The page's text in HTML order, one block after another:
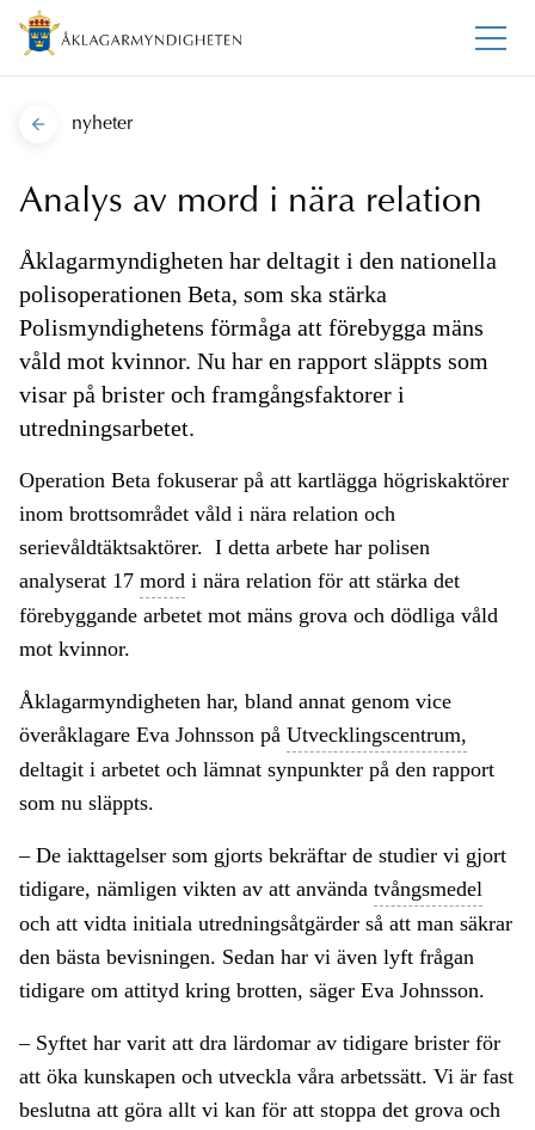
nyheter
Analys av mord i nära relation
Åklagarmyndigheten har deltagit i den nationella
polisoperationen Beta, som ska stärka
Polismyndighetens förmåga att förebygga mäns
våld mot kvinnor. Nu har en rapport släppts som
visar på brister och framgångsfaktorer i
utredningsarbetet.
Operation Beta fokuserar på att kartlägga högriskaktörer
inom brottsområdet våld i nära relation och
serievåldtäktsaktörer. I detta arbete har polisen
analyserat 17 mord i nära relation för att stärka det
förebyggande arbetet mot mäns grova och dödliga våld
mot kvinnor.
Åklagarmyndigheten har, bland annat genom vice
överåklagare Eva Johnsson på Utvecklingscentrum,
deltagit i arbetet och lämnat synpunkter på den rapport
som nu släppts.
– De iakttagelser som gjorts bekräftar de studier vi gjort
tidigare, nämligen vikten av att använda tvångsmedel
och att vidta initiala utredningsåtgärder så att man säkrar
den bästa bevisningen. Sedan har vi även lyft frågan
tidigare om attityd kring brotten, säger Eva Johnsson.
– Syftet har varit att dra lärdomar av tidigare brister för
att öka kunskapen och utveckla våra arbetssätt. Vi är fast
beslutna att göra allt vi kan för att stoppa det grova och